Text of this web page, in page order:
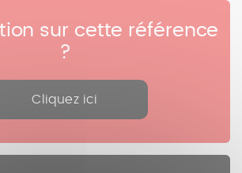
sur cette référence
?
Cliquez ici